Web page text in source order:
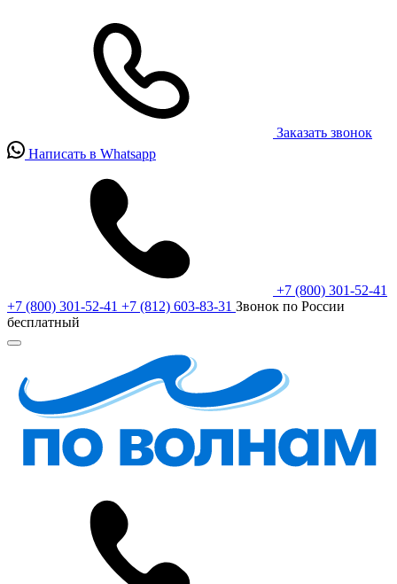
Заказать звонок
Написать в Whatsapp
+7 (800) 301-52-41
+7 (800) 301-52-41 +7 (812) 603-83-31 Звонок по России
бесплатный